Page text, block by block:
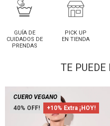
GUÍA DE
CUIDADOS DE
PRENDAS
PICK UP
EN TIENDA
TE PUEDE
40 +10% Extra ¡HOY!
CUERO VEGANO